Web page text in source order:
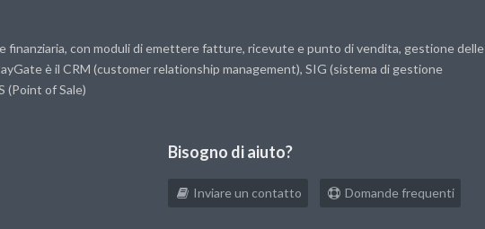
finanziaria, con moduli di emettere fatture, ricevute e punto di vendita, gestione delle
è il CRM (customer relationship management), SIG (sistema di gestione
(Point of Sale)
Bisogno di aiuto?
Inviare un contatto Domande frequenti